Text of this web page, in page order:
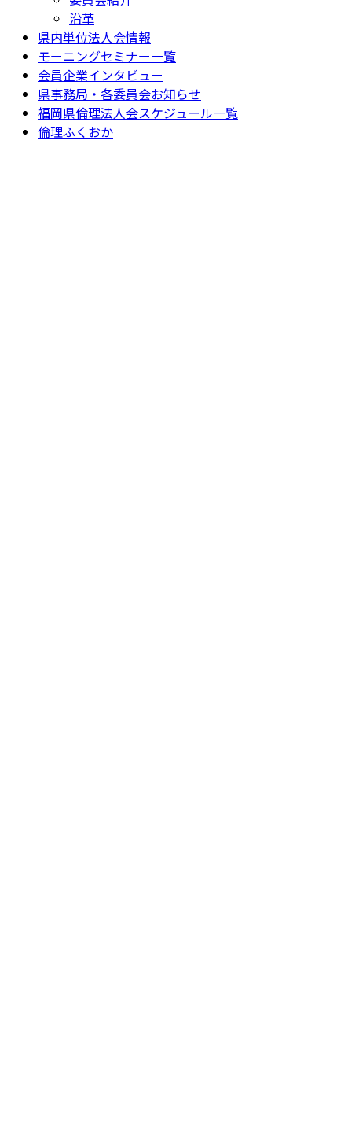
沿革
県内単位法人会情報
モーニングセミナー一覧
会員企業インタビュー
県事務局・各委員会お知らせ
福岡県倫理法人会スケジュール一覧
倫理ふくおか